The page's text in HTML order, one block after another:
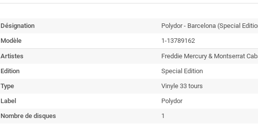
Désignation
Polydor - Barcelona (Special
Modèle
1-13789162
Artistes
Freddie Mercury & Montserrat
Edition
Special Edition
Type
Vinyle 33 tours
Label
Polydor
Nombre de disques
1